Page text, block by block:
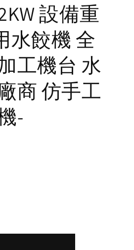
設備重
水餃機 全
工機台 水
商 仿手工
-